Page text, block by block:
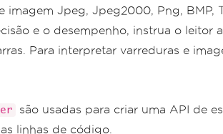
Jpeg, Jpeg2000, Png, BMP,
e o desempenho, instrua o
Para interpretar varreduras e
são usadas para criar uma API de
linhas de código.